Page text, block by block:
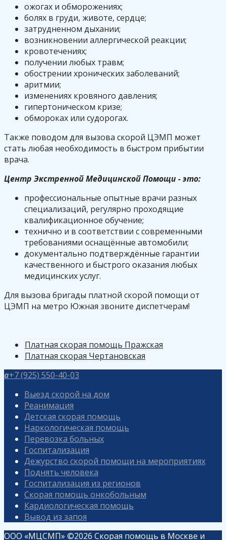
ожогах и обморожениях;
болях в груди, животе, сердце;
затрудненном дыхании;
возникновении аллергической реакции;
кровотечениях;
получении любых травм;
обострении хронических заболеваний;
аритмии;
изменениях кровяного давления;
гипертоническом кризе;
обмороках или судорогах.
Также поводом для вызова скорой ЦЭМП может
стать любая необходимость в быстром прибытии
врача.
Центр Экстренной Медицинской Помощи - это:
профессиональные опытные врачи разных
специализаций, регулярно проходящие
квалификационное обучение;
технично и в соответствии с современными
требованиями оснащённые автомобили;
документально подтверждённые гарантии
качественного и быстрого оказания любых
медицинских услуг.
Для вызова бригады платной скорой помощи от
ЦЭМП на метро Южная звоните диспетчерам!
Платная скорая помощь Пражская
Платная скорая Чертановская
a+7 (925) 550-40-03
Выезд скорой на дом
Реанимация
Детская скорая помощь
Наркологическая помощь
Перевозка больных
Госпитализация
Дежурство скорой помощи на мероприятиях
Поднять человека
Госпитализация из регионов
Скорая помощь онкобольным
Кардиологическая помощь
Вывод из запоя
ООО «МЦСМП» ©2026 Скорая помощь в Москве и